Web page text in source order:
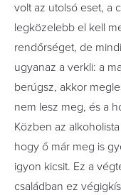
volt az utolsó eset, a
legközelebb el kell
rendőrséget, de
ugyanaz a verkli: a
berúgsz, akkor
nem lesz meg, és a
Közben az
hogy ő már meg is
igyon kicsit. Ez a
családban ez